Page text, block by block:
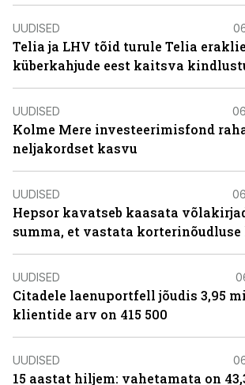
UUDISED
Telia ja LHV tõid turule Telia
küberkahjude eest kaitsva
UUDISED
Kolme Mere investeerimisfond
neljakordset kasvu
UUDISED
Hepsor kavatseb kaasata
summa, et vastata korterinõudluse
UUDISED
Citadele laenuportfell jõudis 3,95
klientide arv on 415 500
UUDISED
15 aastat hiljem: vahetamata on